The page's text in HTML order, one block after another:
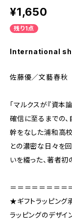
¥1,650
残り1点
International
佐藤優／文藝春秋
「マルクスが『資本
確信に至るまでの
幹をなした浦和高
との濃密な日々を
いを綴った、著者初
＝＝＝＝＝＝＝＝
★ギフトラッピング
ラッピングのデザイ